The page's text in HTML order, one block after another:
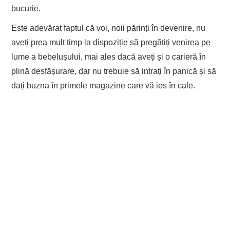
bucurie.
Este adevărat faptul că voi, noii părinți în devenire, nu
aveți prea mult timp la dispoziție să pregătiți venirea pe
lume a bebelușului, mai ales dacă aveți și o carieră în
plină desfășurare, dar nu trebuie să intrați în panică și să
dați buzna în primele magazine care vă ies în cale.